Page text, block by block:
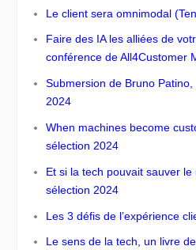
Le client sera omnimodal
Faire des IA les alliées de
conférence de All4Customer
Submersion de Bruno
2024
When machines become
sélection 2024
Et si la tech pouvait sauver
sélection 2024
Les 3 défis de l’expérience
Le sens de la tech, un livre